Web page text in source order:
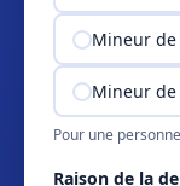
Mineur de
Mineur de
Pour une
Raison de la